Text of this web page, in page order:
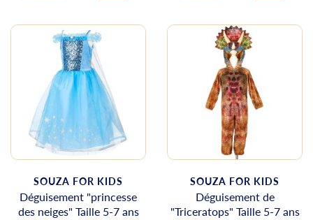
SOUZA FOR KIDS
Déguisement "princesse
des neiges" Taille 5-7 ans
SOUZA FOR KIDS
Déguisement de
"Triceratops" Taille 5-7 ans